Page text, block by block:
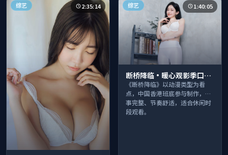
综艺 2:35:14 综艺 1:40:05
断桥降临·暖心观影季口碑
发酵持续升温
《断桥降临》以动漫类型为看
点，中国香港班底参与制作，叙
事完整、节奏舒适，适合休闲时
段观看。